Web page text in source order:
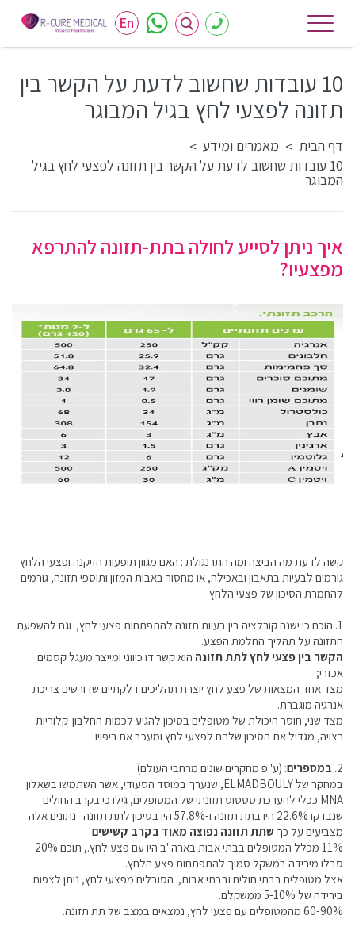
En
10 עובדות שחשוב לדעת על הקשר בין
תזונה לפצעי לחץ בגיל המבוגר
דף הבית > מאמרים ומידע >
10 עובדות שחשוב לדעת על הקשר בין תזונה לפצעי לחץ בגיל
המבוגר
איך ניתן לסייע לחולה בתת-תזונה להתרפא
מפצעיו?
קשה לדעת מה הביצה ומה התרנגולת : האם מגוון תופעות הזיקנה ופצעי הלחץ
גורמים לבעיות בתאבון ובאכילה, או מחסור באבות המזון ותוספי תזונה, גורמים
להחמרת הסיכון של פצעי הלחץ.
1. הוכח כי ישנה קורלציה בין בעיות תזונה להתפתחות פצעי לחץ, וגם להשפעת
התזונה על תהליך החלמת הפצע.
הקשר בין פצעי לחץ לתת תזונה הוא קשר דו כיווני ומייצר מעגל קסמים
אכזרי;
מצד אחד המצאות של פצע לחץ יוצרת תהליכים דלקתיים שדורשים צריכת
אנרגיה מוגברת.
מצד שני, חוסר היכולת של מטופלים בסיכון להגיע לכמות החלבון-קלוריות
רצויה, מגדיל את הסיכון שלהם לפצעי לחץ ומעכב את ריפויו.
2. במספרים: (ע"פ מחקרים שונים מרחבי העולם)
במחקר של ELMADBOULY, שנערך במוסד הסעודי, אשר השתמשו בשאלון
MNA ככלי להערכת סטטוס תזונתי של המטופלים, גילו כי בקרב החולים
שנבדקו 22.6% היו בתת תזונה ו-57.8% היו בסיכון לתת תזונה. נתונים אלה
מצביעים על כך שתת תזונה נפוצה מאוד בקרב קשישים
11% מכלל המטופלים בבתי אבות בארה"ב היו עם פצע לחץ., תוכם 20%
סבלו מירידה במשקל סמוך להתפתחות פצע הלחץ.
אצל מטופלים בבתי חולים ובבתי אבות, הסובלים מפצעי לחץ, ניתן לצפות
בירידה של 5-10% ממשקלם.
60-90% מהמטופלים עם פצעי לחץ, נמצאים במצב של תת תזונה.